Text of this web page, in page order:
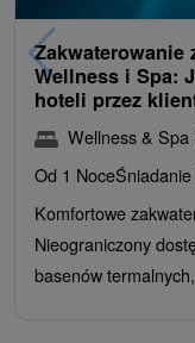
Wellness i Spa:
hoteli przez
Wellness &
Od 1 Noce
Komfortowe
Nieograniczony
basenów